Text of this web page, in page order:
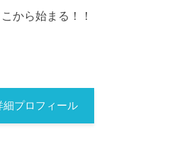
から始まる！！
細プロフィール